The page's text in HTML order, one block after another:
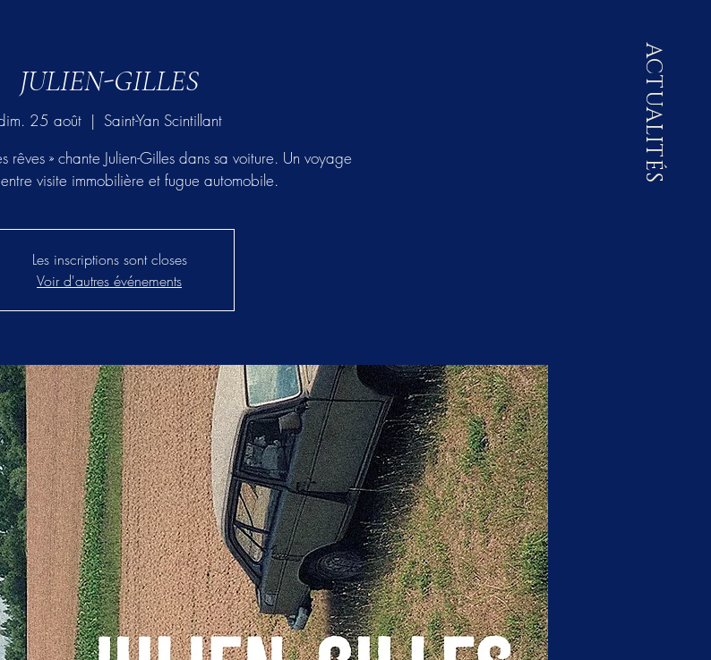
ACTUALITÉS
JULIEN-GILLES
25 août
  |
Saint-Yan Scintillant
rêves » chante Julien-Gilles dans sa voiture. Un voyage
visite immobilière et fugue automobile.
Les inscriptions sont closes
Voir d'autres événements